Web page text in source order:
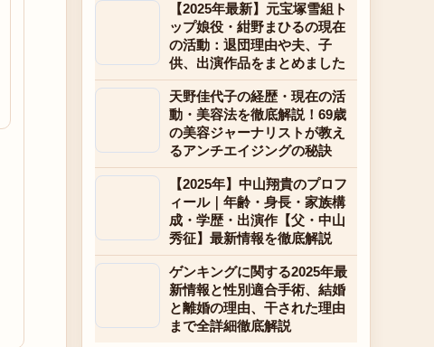
【2025年最新】元宝塚雪組ト
ップ娘役・紺野まひるの現在
の活動：退団理由や夫、子
供、出演作品をまとめました
天野佳代子の経歴・現在の活
動・美容法を徹底解説！69歳
の美容ジャーナリストが教え
るアンチエイジングの秘訣
【2025年】中山翔貴のプロフ
ィール｜年齢・身長・家族構
成・学歴・出演作【父・中山
秀征】最新情報を徹底解説
ゲンキングに関する2025年最
新情報と性別適合手術、結婚
と離婚の理由、干された理由
まで全詳細徹底解説